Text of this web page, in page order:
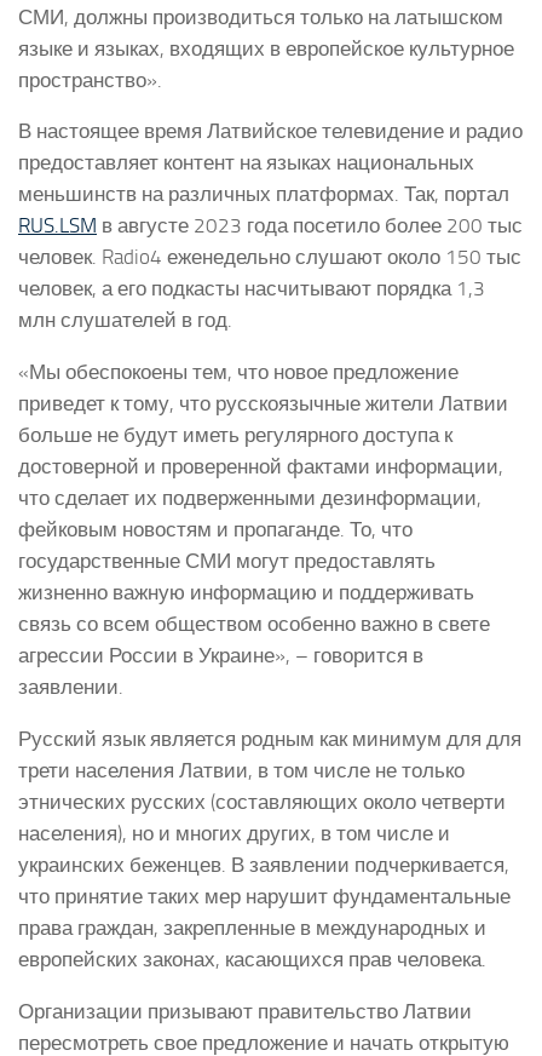
СМИ, должны производиться только на латышском
языке и языках, входящих в европейское культурное
пространство».
В настоящее время Латвийское телевидение и радио
предоставляет контент на языках национальных
меньшинств на различных платформах. Так, портал
RUS.LSM в августе 2023 года посетило более 200 тыс
человек. Radio4 еженедельно слушают около 150 тыс
человек, а его подкасты насчитывают порядка 1,3
млн слушателей в год.
«Мы обеспокоены тем, что новое предложение
приведет к тому, что русскоязычные жители Латвии
больше не будут иметь регулярного доступа к
достоверной и проверенной фактами информации,
что сделает их подверженными дезинформации,
фейковым новостям и пропаганде. То, что
государственные СМИ могут предоставлять
жизненно важную информацию и поддерживать
связь со всем обществом особенно важно в свете
агрессии России в Украине», – говорится в
заявлении.
Русский язык является родным как минимум для для
трети населения Латвии, в том числе не только
этнических русских (составляющих около четверти
населения), но и многих других, в том числе и
украинских беженцев. В заявлении подчеркивается,
что принятие таких мер нарушит фундаментальные
права граждан, закрепленные в международных и
европейских законах, касающихся прав человека.
Организации призывают правительство Латвии
пересмотреть свое предложение и начать открытую